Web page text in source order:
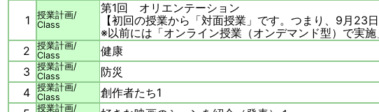
1
授業計画/
Class
第1回 オリエンテーション
【初回の授業から「対面授業」です。つまり、9月23
※以前には「オンライン授業（オンデマンド型）で実
2
授業計画/
Class
健康
3
授業計画/
Class
防災
4
授業計画/
Class
創作者たち1
授業計画/